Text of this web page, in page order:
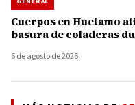
Cuerpos en Huetamo
basura de coladeras
6 de agosto de 2026